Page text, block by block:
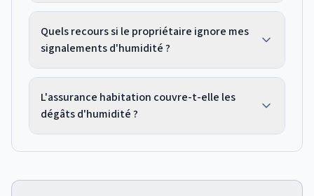
une procédure d'expulsion. Seul un juge peut
autoriser une suspension ou réduction de loyer.
Continuez à payer et engagez les recours légaux
(mise en demeure, conciliation, tribunal).
Quels recours si le propriétaire ignore mes
signalements d'humidité ?
courrier recommandé, 2) Mise en demeure avec
délai, 3) Saisine de la Commission
départementale de conciliation (gratuite), 4)
Tribunal judiciaire ou ARS pour les cas graves
L'assurance habitation couvre-t-elle les
dégâts d'humidité ?
L'assurance habitation couvre généralement les